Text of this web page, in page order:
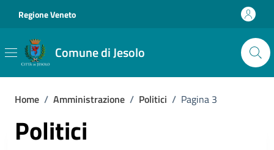
Regione Veneto
Comune di Jesolo
Home / Amministrazione / Politici / Pagina 3
Politici